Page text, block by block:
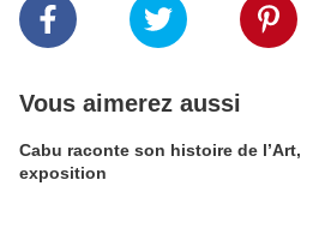
Vous aimerez aussi
Cabu raconte son histoire de l’Art,
exposition